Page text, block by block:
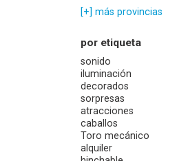
[+] más provincias
por etiqueta
sonido
iluminación
decorados
sorpresas
atracciones
caballos
Toro mecánico
alquiler